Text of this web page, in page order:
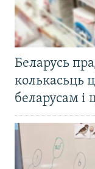
Беларусь
колькасьць
беларусам і